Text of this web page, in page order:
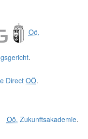
Oö.
.
Direct OÖ.
Oö. Zukunftsakademie.